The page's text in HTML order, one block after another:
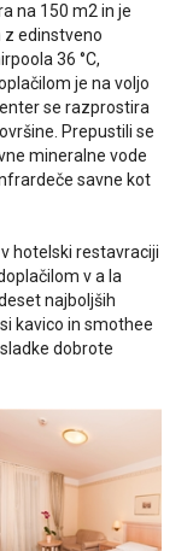
na 150 m2 in je
z edinstveno
36 °C,
je na voljo
se razprostira
Prepustili se
mineralne vode
savne kot
hotelski restavraciji
v a la
najboljših
kavico in smothee
dobrote